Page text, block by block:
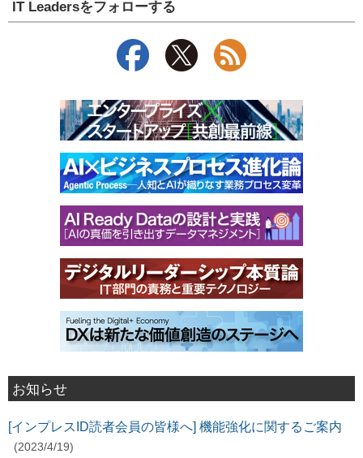
IT Leadersをフォローする
お知らせ
[インプレスID読者会員の皆様へ] 機能強化に関するご案内
(2023/4/19)